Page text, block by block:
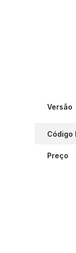
Versão
Código
Preço